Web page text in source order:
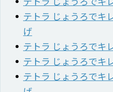
テトラ じょうろでキ
げ
テトラ じょうろでキ
テトラ じょうろでキ
テトラ じょうろでキ